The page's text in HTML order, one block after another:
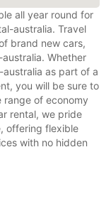
all year round for
australia. Travel
brand new cars,
Whether
as part of a
you will be sure to
of economy
rental, we pride
offering flexible
with no hidden